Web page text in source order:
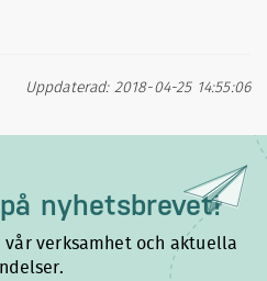
Uppdaterad: 2018-04-25 14:55:06
nyhetsbrevet!
verksamhet och aktuella